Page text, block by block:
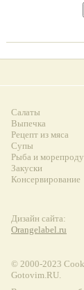
Салаты
Выпечка
Рецепт из мяса
Супы
Рыба и
Закуски
Консервирование
Дизайн сайта:
Orangelabel.ru
© 2000-2023
Gotovim.RU.